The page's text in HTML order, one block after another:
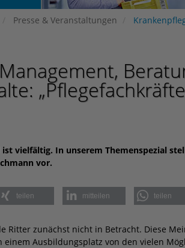
Presse & Veranstaltungen
vielfältig. In unserem Themenspezial
vor.
teilen mitteilen teilen
Ritter zunächst nicht in Betracht. Diese
einem Ausbildungsplatz von den vielen